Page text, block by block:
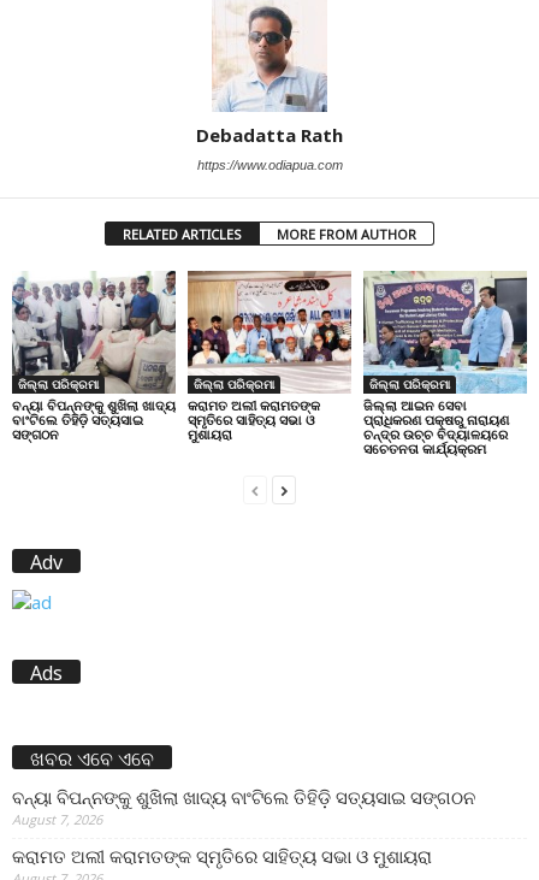
Debadatta Rath
https://www.odiapua.com
RELATED ARTICLES MORE FROM AUTHOR
ଜିଲ୍ଲା ପରିକ୍ରମା
ବନ୍ୟା ବିପନ୍ନଙ୍କୁ ଶୁଖିଲା ଖାଦ୍ୟ
ବାଂଟିଲେ ତିହିଡି଼ ସତ୍ୟସାଇ
ସଙ୍ଗଠନ
ଜିଲ୍ଲା ପରିକ୍ରମା
କରାମତ ଅଲୀ କରାମତଙ୍କ
ସ୍ମୃତିରେ ସାହିତ୍ୟ ସଭା ଓ
ମୁଶାୟରା
ଜିଲ୍ଲା ପରିକ୍ରମା
ଜିଲ୍ଲା ଆଇନ ସେବା
ପ୍ରାଧିକରଣ ପକ୍ଷରୁ ନାରାୟଣ
ଚନ୍ଦ୍ର ଉଚ୍ଚ ବିଦ୍ୟାଳୟରେ
ସଚେତନତା କାର୍ଯ୍ୟକ୍ରମ
Adv
Ads
ଖବର ଏବେ ଏବେ
ବନ୍ୟା ବିପନ୍ନଙ୍କୁ ଶୁଖିଲା ଖାଦ୍ୟ ବାଂଟିଲେ ତିହିଡି଼ ସତ୍ୟସାଇ ସଙ୍ଗଠନ
August 7, 2026
କରାମତ ଅଲୀ କରାମତଙ୍କ ସ୍ମୃତିରେ ସାହିତ୍ୟ ସଭା ଓ ମୁଶାୟରା